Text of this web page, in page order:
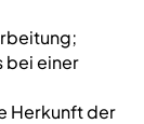
bei einer
Herkunft der